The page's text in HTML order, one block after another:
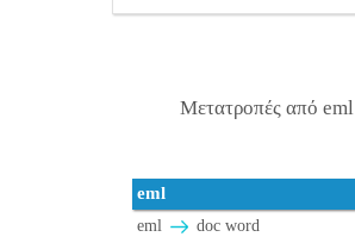
Μετατροπές από eml
eml
eml
doc word